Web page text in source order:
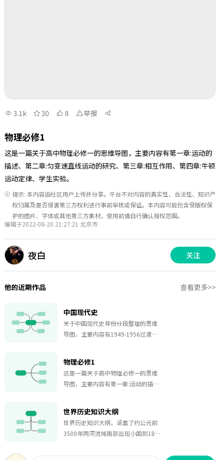
3.1k 30 8 举报
物理必修1
这是一篇关于高中物理必修一的思维导图，主要内容有第一章:运动的
描述、第二章:匀变速直线运动的研究、第三章:相互作用、第四章:牛顿
运动定律、学生实验。
提示: 本内容由社区用户上传并分享。平台不对内容的真实性、合法性、知识产
权归属及是否侵害第三方权利进行事前审核或保证。本内容可能包含受版权保
护的图片、字体或其他第三方素材，使用前请自行确认授权范围。
编辑于2022-08-20 21:27:21 北京市
夜白 关注
他的近期作品 查看更多>>
中国现代史
关于中国现代史年份分段整理的思维
导图，主要内容有1949-1956过渡时
期。
物理必修1
这是一篇关于高中物理必修一的思维
导图，主要内容有第一章:运动的描
律、学生实验。
世界历史知识大纲
世界历史知识大纲，涵盖了约公元前
3500年两河流域南部出现小国到1848
于考试复习！